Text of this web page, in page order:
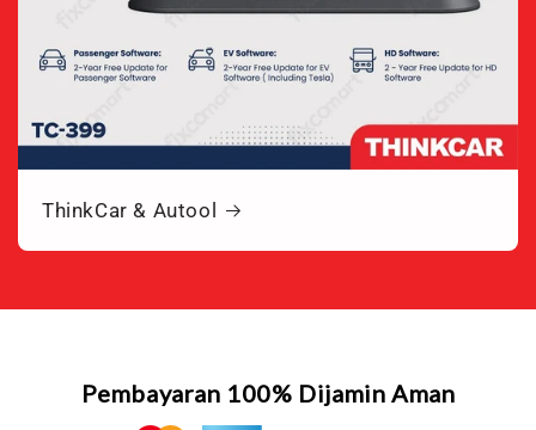
ThinkCar & Autool
Pembayaran 100% Dijamin Aman